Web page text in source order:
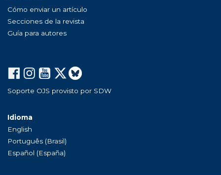
Cómo enviar un artículo
Secciones de la revista
Guía para autores
Soporte OJS provisto por SDW
Idioma
English
Português (Brasil)
Español (España)